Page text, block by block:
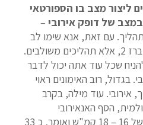
ליצור מצב בו הספורטאי
של דופק אירובי–
עם זאת, אנא שימו לב
שזה לא דיכוטומי – ברז 1 וברז 2, אלא תהליכים משולבים.
שכל עוד אתה יכול לדבר
בגדול, רוב האימונים ראוי
דופק נמוך, אירובי. עוד מילה, בקרב
הסף האנאירובי
הממוצע, נמצא במהירויות של 16 – 18 קמ"ש ואומר, כ 33